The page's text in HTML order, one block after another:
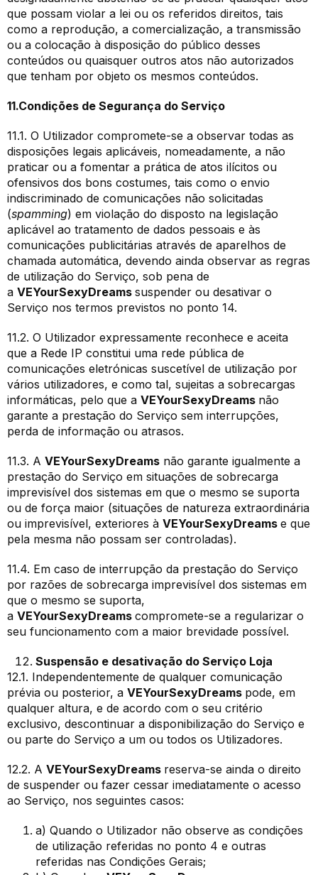
que possam violar a lei ou os referidos direitos, tais
como a reprodução, a comercialização, a transmissão
ou a colocação à disposição do público desses
conteúdos ou quaisquer outros atos não autorizados
que tenham por objeto os mesmos conteúdos.
11.Condições de Segurança do Serviço
11.1. O Utilizador compromete-se a observar todas as
disposições legais aplicáveis, nomeadamente, a não
praticar ou a fomentar a prática de atos ilícitos ou
ofensivos dos bons costumes, tais como o envio
indiscriminado de comunicações não solicitadas
(spamming) em violação do disposto na legislação
aplicável ao tratamento de dados pessoais e às
comunicações publicitárias através de aparelhos de
chamada automática, devendo ainda observar as regras
de utilização do Serviço, sob pena de
a VEYourSexyDreams suspender ou desativar o
Serviço nos termos previstos no ponto 14.
11.2. O Utilizador expressamente reconhece e aceita
que a Rede IP constitui uma rede pública de
comunicações eletrónicas suscetível de utilização por
vários utilizadores, e como tal, sujeitas a sobrecargas
informáticas, pelo que a VEYourSexyDreams não
garante a prestação do Serviço sem interrupções,
perda de informação ou atrasos.
11.3. A VEYourSexyDreams não garante igualmente a
prestação do Serviço em situações de sobrecarga
imprevisível dos sistemas em que o mesmo se suporta
ou de força maior (situações de natureza extraordinária
ou imprevisível, exteriores à VEYourSexyDreams e que
pela mesma não possam ser controladas).
11.4. Em caso de interrupção da prestação do Serviço
por razões de sobrecarga imprevisível dos sistemas em
que o mesmo se suporta,
a VEYourSexyDreams compromete-se a regularizar o
seu funcionamento com a maior brevidade possível.
Suspensão e desativação do Serviço Loja
12.1. Independentemente de qualquer comunicação
prévia ou posterior, a VEYourSexyDreams pode, em
qualquer altura, e de acordo com o seu critério
exclusivo, descontinuar a disponibilização do Serviço e
ou parte do Serviço a um ou todos os Utilizadores.
12.2. A VEYourSexyDreams reserva-se ainda o direito
de suspender ou fazer cessar imediatamente o acesso
ao Serviço, nos seguintes casos:
a) Quando o Utilizador não observe as condições
de utilização referidas no ponto 4 e outras
referidas nas Condições Gerais;